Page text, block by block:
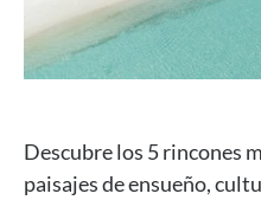
Descubre los 5 rincones
paisajes de ensueño,